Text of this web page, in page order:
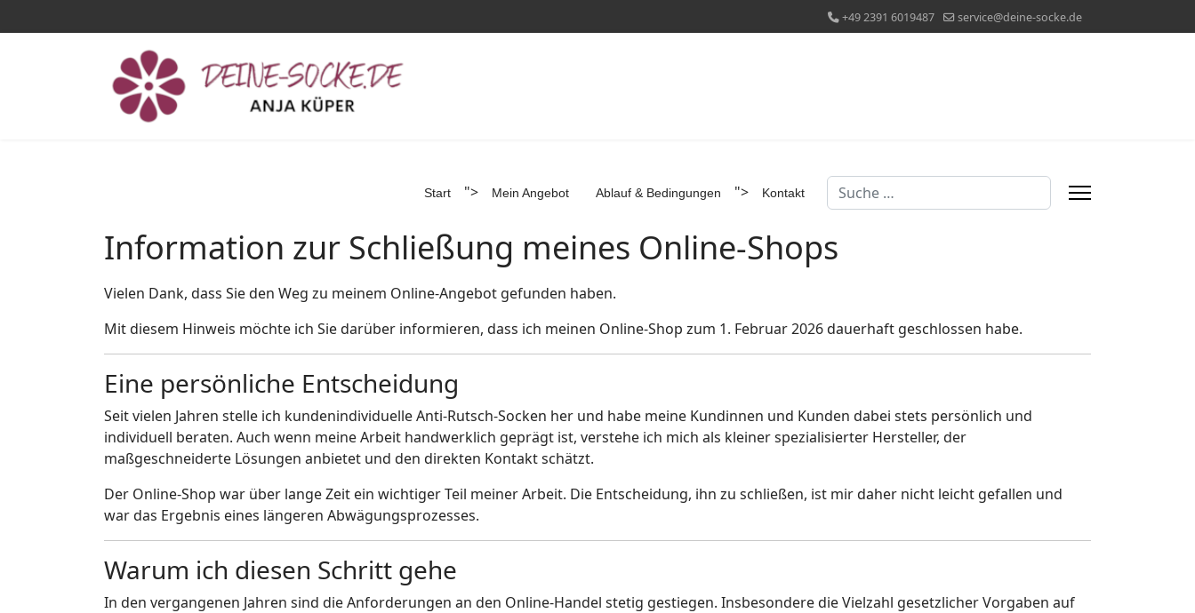
+49 2391 6019487 service@deine-socke.de
Start "> Mein Angebot Ablauf & Bedingungen "> Kontakt Suchen
Information zur Schließung meines Online-Shops
Vielen Dank, dass Sie den Weg zu meinem Online-Angebot gefunden haben.
Mit diesem Hinweis möchte ich Sie darüber informieren, dass ich meinen Online-Shop zum 1. Februar 2026 dauerhaft geschlossen habe.
Eine persönliche Entscheidung
Seit vielen Jahren stelle ich kundenindividuelle Anti-Rutsch-Socken her und habe meine Kundinnen und Kunden dabei stets persönlich und
individuell beraten. Auch wenn meine Arbeit handwerklich geprägt ist, verstehe ich mich als kleiner spezialisierter Hersteller, der
maßgeschneiderte Lösungen anbietet und den direkten Kontakt schätzt.
Der Online-Shop war über lange Zeit ein wichtiger Teil meiner Arbeit. Die Entscheidung, ihn zu schließen, ist mir daher nicht leicht gefallen und
war das Ergebnis eines längeren Abwägungsprozesses.
Warum ich diesen Schritt gehe
In den vergangenen Jahren sind die Anforderungen an den Online-Handel stetig gestiegen. Insbesondere die Vielzahl gesetzlicher Vorgaben auf